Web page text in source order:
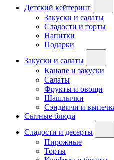
Детский кейтеринг
Закуски и салаты
Сладости и торты
Напитки
Подарки
Закуски и салаты
Канапе и закуски
Салаты
Фрукты и овощи
Шашлычки
Сэндвичи и
Сытные блюда
Сладости и десерты
Пирожные
Торты